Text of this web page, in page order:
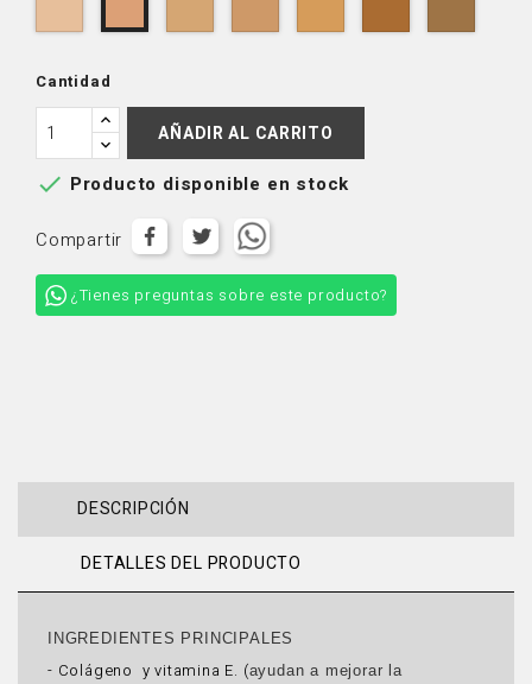
MediumHoney ToastedHoney Praline Warm
Deep
Cantidad
AÑADIR AL CARRITO
 Producto disponible en stock
Compartir
¿Tienes preguntas sobre este producto?
DESCRIPCIÓN
DETALLES DEL PRODUCTO
INGREDIENTES PRINCIPALES
- Colágeno y vitamina E. (ayudan a mejorar la